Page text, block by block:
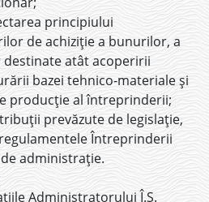
principiului
de achiziție a bunurilor, a
atât acoperirii
bazei tehnico-materiale și
producție al întreprinderii;
prevăzute de legislație,
Întreprinderii
administrație.
Administratorului Î.S.